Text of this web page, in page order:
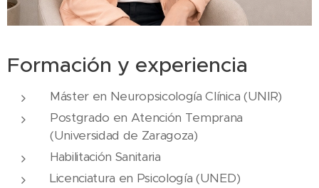
Formación y experiencia
Máster en Neuropsicología Clínica (UNIR)
Postgrado en Atención Temprana
(Universidad de Zaragoza)
Habilitación Sanitaria
Licenciatura en Psicología (UNED)